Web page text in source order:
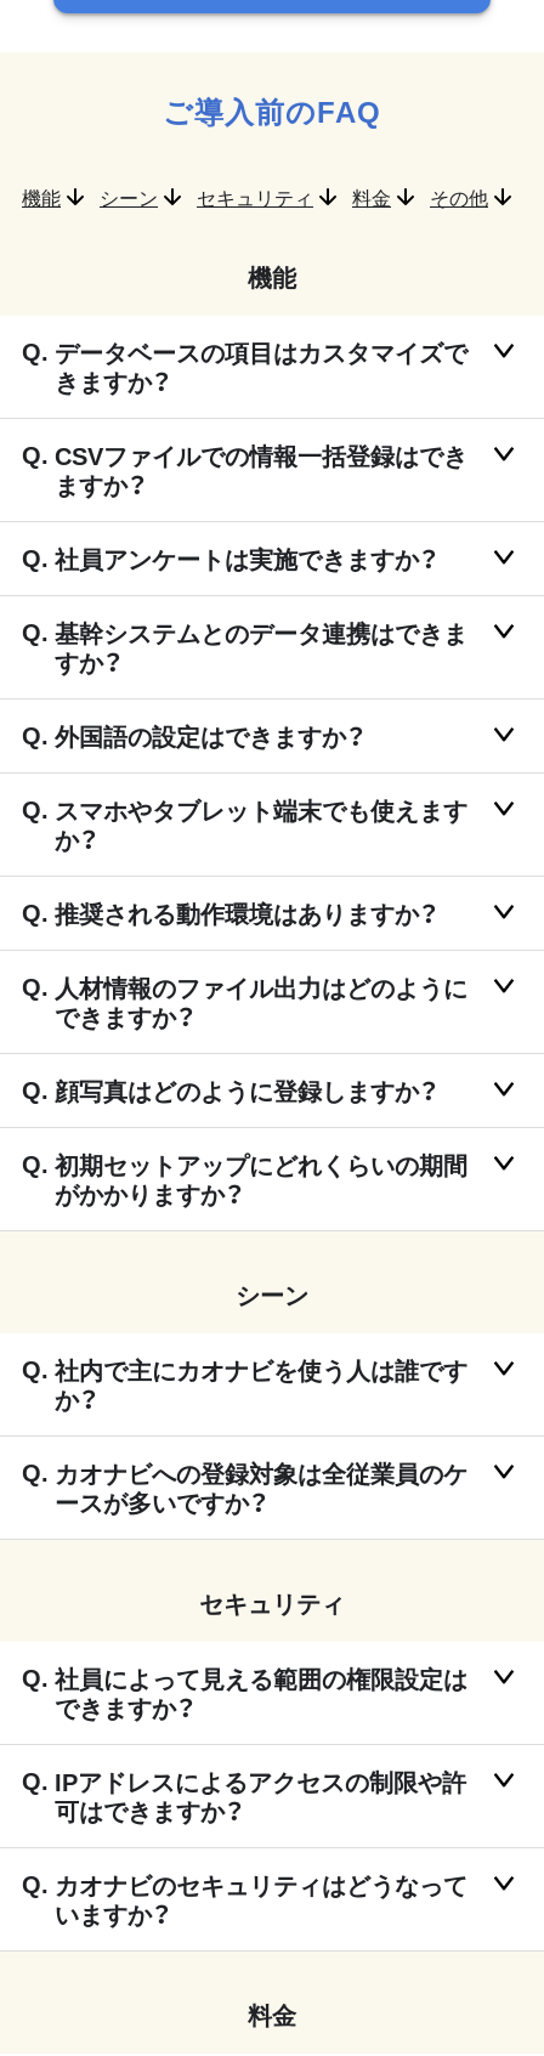
ご導入前のFAQ
機能 シーン セキュリティ 料金 その他
機能
データベースの項目はカスタマイズで
きますか？
CSVファイルでの情報一括登録はでき
ますか？
社員アンケートは実施できますか？
基幹システムとのデータ連携はできま
すか？
外国語の設定はできますか？
スマホやタブレット端末でも使えます
か？
推奨される動作環境はありますか？
人材情報のファイル出力はどのように
できますか？
顔写真はどのように登録しますか？
初期セットアップにどれくらいの期間
がかかりますか？
シーン
社内で主にカオナビを使う人は誰です
か？
カオナビへの登録対象は全従業員のケ
ースが多いですか？
セキュリティ
社員によって見える範囲の権限設定は
できますか？
IPアドレスによるアクセスの制限や許
可はできますか？
カオナビのセキュリティはどうなって
いますか？
料金